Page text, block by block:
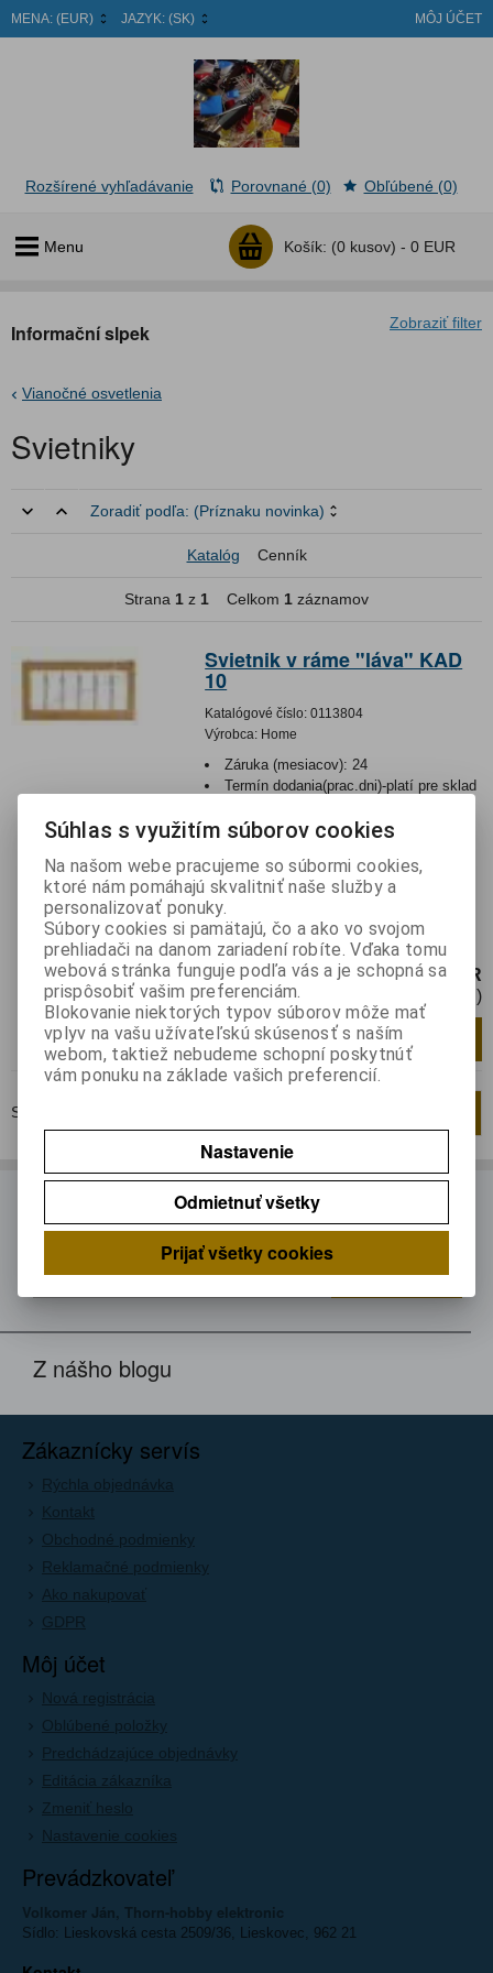
MENA: (EUR) JAZYK: (SK) MÔJ ÚČET
Menu Košík: (0 kusov) - 0 EUR
Rozšírené vyhľadávanie Porovnané (0) Obľúbené (0)
Zobraziť filter
Informační slpek
Vianočné osvetlenia
Svietniky
Zoradiť podľa: (Príznaku novinka)
Katalóg Cenník
Strana 1 z 1 Celkom 1 záznamov
Svietnik v ráme "láva" KAD
10
Katalógové číslo: 0113804
Výrobca: Home
Záruka (mesiacov): 24
Termín dodania(prac.dni)-platí pre sklad
Hmotnosť:1,49 kg
EAN: 5998312758540
Vianočný dekoračný osvetlenie- na
zavesenie. • 5 ks žiaroviek• biela•
sklené ba...
38 EUR
30,90 EUR (Cena bez DPH)
ks Pridať do košíka
Strana
ODBER NOVINIEK
Registrovať
Z nášho blogu
Zákaznícky servís
Rýchla objednávka
Kontakt
Obchodné podmienky
Reklamačné podmienky
Ako nakupovať
GDPR
Môj účet
Nová registrácia
Oblúbené položky
Predchádzajúce objednávky
Editácia zákazníka
Zmeniť heslo
Nastavenie cookies
Prevádzkovateľ
Volkomer Ján, Thorn-hobby elektronic
Sídlo: Lieskovská cesta 2509/36, Lieskovec, 962 21
Súhlas s využitím súborov cookies
Na našom webe pracujeme so súbormi cookies,
ktoré nám pomáhajú skvalitniť naše služby a
personalizovať ponuky.
Súbory cookies si pamätajú, čo a ako vo svojom
prehliadači na danom zariadení robíte. Vďaka tomu
webová stránka funguje podľa vás a je schopná sa
prispôsobiť vašim preferenciám.
Blokovanie niektorých typov súborov môže mať
vplyv na vašu užívateľskú skúsenosť s naším
webom, taktiež nebudeme schopní poskytnúť
vám ponuku na základe vašich preferencií.
Nastavenie
Odmietnuť všetky
Prijať všetky cookies